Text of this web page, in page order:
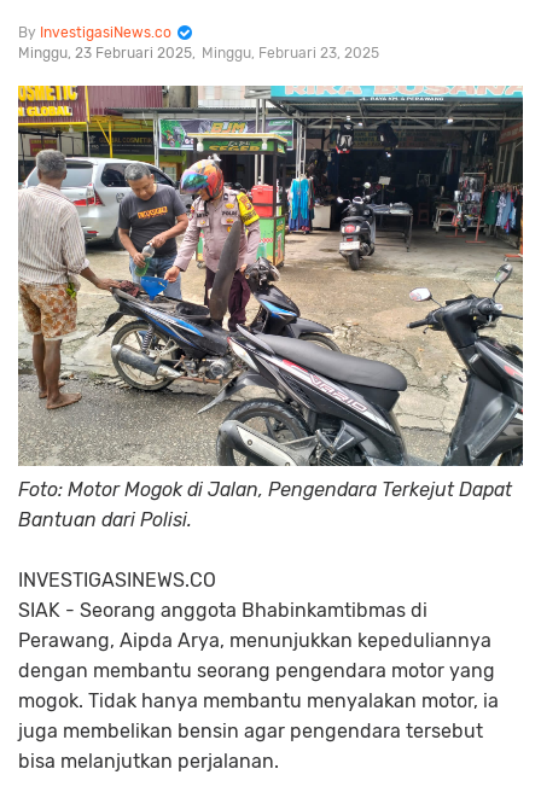
InvestigasiNews.co
Minggu, 23 Februari 2025
Minggu, Februari 23, 2025
Foto: Motor Mogok di Jalan, Pengendara Terkejut Dapat
Bantuan dari Polisi.
INVESTIGASINEWS.CO
SIAK - Seorang anggota Bhabinkamtibmas di
Perawang, Aipda Arya, menunjukkan kepeduliannya
dengan membantu seorang pengendara motor yang
mogok. Tidak hanya membantu menyalakan motor, ia
juga membelikan bensin agar pengendara tersebut
bisa melanjutkan perjalanan.